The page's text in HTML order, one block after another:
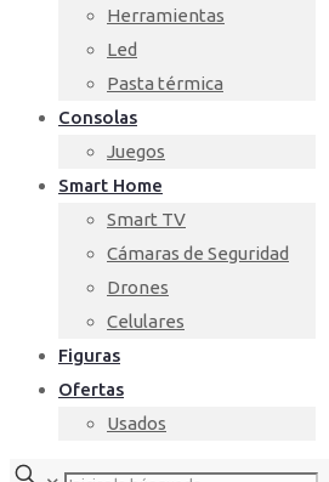
Herramientas
Led
Pasta térmica
Consolas
Juegos
Smart Home
Smart TV
Cámaras de Seguridad
Drones
Celulares
Figuras
Ofertas
Usados